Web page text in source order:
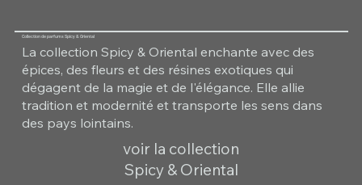
Collection de parfums Spicy & Oriental
La collection Spicy & Oriental enchante avec des
épices, des fleurs et des résines exotiques qui
dégagent de la magie et de l'élégance. Elle allie
tradition et modernité et transporte les sens dans
des pays lointains.
voir la collection
Spicy & Oriental